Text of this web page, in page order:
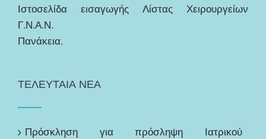
Ιστοσελίδα εισαγωγής Λίστας Χειρουργείων
Γ.Ν.Α.Ν.
Πανάκεια.
ΤΕΛΕΥΤΑΙΑ ΝΕΑ
Πρόσκληση για πρόσληψη Ιατρικού